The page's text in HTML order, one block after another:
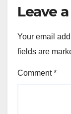
Leave
Your email
fields are
Comment*